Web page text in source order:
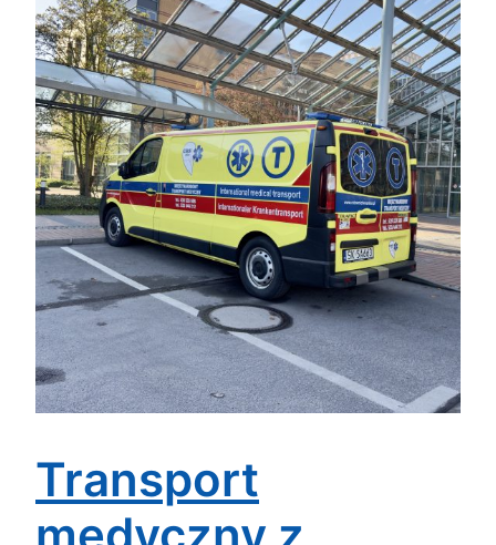
Transport